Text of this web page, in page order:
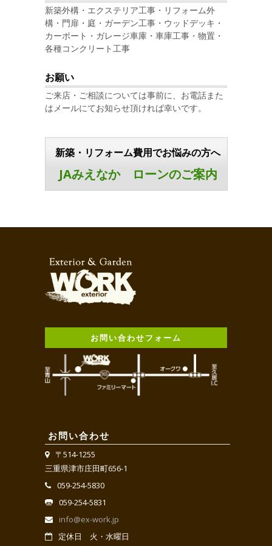
新築外構・エクステリア工事・リフォーム外
構・門扉・庭・ガーデン工事・ウッドデッキ・
カーポート・ガレージ車庫・車庫工事・物置・
各種コンクリート工事
お願い
ご来店・ご相談については事前に、お電話また
はメールにてお知らせ頂ければ幸いです。
新築・リフォーム費用でお悩みの方へ
JAみえなか ローンのご案内
お問い合わせフォーム
お問い合わせ
〒514-1255
三重県津市庄田町656-1
059-254-5830
059-254-5831
info@ex-work.jp
定休日 火・水曜日